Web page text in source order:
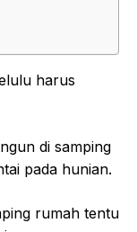
harus
di samping
pada hunian.
rumah tentu